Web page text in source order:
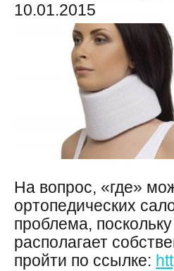
10.01.2015
На вопрос, «где»
ортопедических
проблема,
располагает
пройти по ссылке: